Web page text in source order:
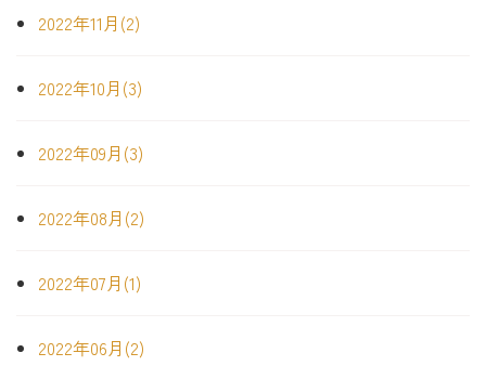
2022年11月(2)
2022年10月(3)
2022年09月(3)
2022年08月(2)
2022年07月(1)
2022年06月(2)